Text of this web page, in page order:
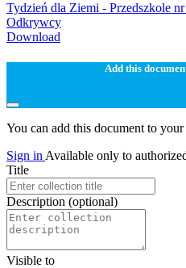
Tydzień dla Ziemi - Przedszkole
Odkrywcy
Download
Add this
You can add this document to
Sign in Available only to
Title
Description (optional)
Visible to